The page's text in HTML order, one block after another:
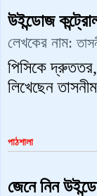
উইন্ডোজ
লেখকের নাম:
পিসিকে
লিখেছেন
পাঠশালা
জেনে নিন